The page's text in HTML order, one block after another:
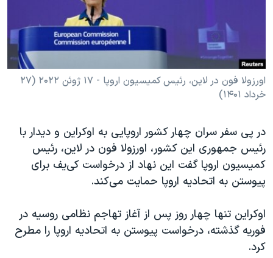
حقوق شهروندی
اقتصادی
علم و فناوری
اسرائیل در جنگ
آرشیو پخش زنده
انتخابات ریاست جمهوری آمریکا ۲۰۲۴
حمله جمهوری اسلامی به اسرائیل
رمز مهسا
ورزش زنان در ایران
مجموعه مستندهای دادخواهی
تریبونال مردمی آبان ۹۸
دادگاه حمید نوری
چهل سال گروگان‌گیری
قانون شفافیت دارائی کادر رهبری ایران
اعتراضات مردمی آبان ۹۸
زبانهای مختلف
اورزولا فون در لاین، رئیس کمیسیون اروپا - ۱۷ ژوئن ۲۰۲۲ (۲۷
خرداد ۱۴۰۱)
در پی سفر سران چهار کشور اروپایی به اوکراین و دیدار با
رئیس جمهوری این کشور، اورزولا فون در لاین، رئیس
کمیسیون اروپا گفت این نهاد از درخواست کی‌یف برای
پیوستن به اتحادیه اروپا حمایت می‌کند.
اوکراین تنها چهار روز پس از آغاز تهاجم نظامی روسیه در
فوریه گذشته، درخواست پیوستن به اتحادیه اروپا را مطرح
کرد.